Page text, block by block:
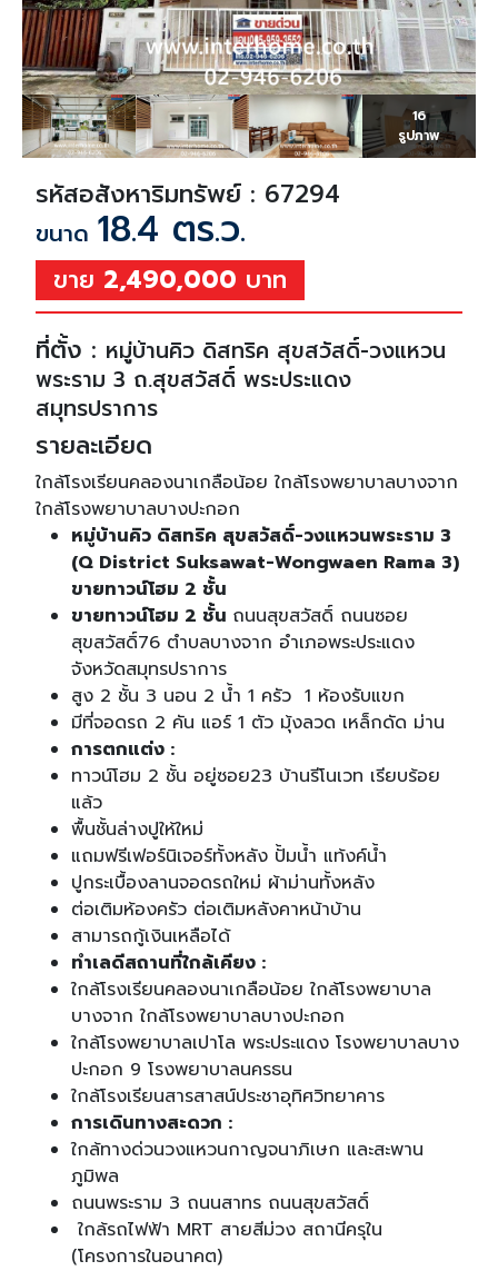
16
รูปภาพ
รหัสอสังหาริมทรัพย์ : 67294
ขนาด 18.4 ตร.ว.
ขาย 2,490,000 บาท
ที่ตั้ง : หมู่บ้านคิว ดิสทริค สุขสวัสดิ์-วงแหวน
พระราม 3 ถ.สุขสวัสดิ์ พระประแดง
สมุทรปราการ
รายละเอียด
ใกล้โรงเรียนคลองนาเกลือน้อย ใกล้โรงพยาบาลบางจาก
ใกล้โรงพยาบาลบางปะกอก
หมู่บ้านคิว ดิสทริค สุขสวัสดิ์-วงแหวนพระราม 3
(Q District Suksawat-Wongwaen Rama 3)
ขายทาวน์โฮม 2 ชั้น
ขายทาวน์โฮม 2 ชั้น ถนนสุขสวัสดิ์ ถนนซอย
สุขสวัสดิ์76 ตำบลบางจาก อำเภอพระประแดง
จังหวัดสมุทรปราการ
สูง 2 ชั้น 3 นอน 2 น้ำ 1 ครัว 1 ห้องรับแขก
มีที่จอดรถ 2 คัน แอร์ 1 ตัว มุ้งลวด เหล็กดัด ม่าน
การตกแต่ง :
ทาวน์โฮม 2 ชั้น อยู่ซอย23 บ้านรีโนเวท เรียบร้อย
แล้ว
พื้นชั้นล่างปูให้ใหม่
แถมฟรีเฟอร์นิเจอร์ทั้งหลัง ปั้มน้ำ แท้งค์น้ำ
ปูกระเบื้องลานจอดรถใหม่ ผ้าม่านทั้งหลัง
ต่อเติมห้องครัว ต่อเติมหลังคาหน้าบ้าน
สามารถกู้เงินเหลือได้
ทำเลดีสถานที่ใกล้เคียง :
ใกล้โรงเรียนคลองนาเกลือน้อย ใกล้โรงพยาบาล
บางจาก ใกล้โรงพยาบาลบางปะกอก
ใกล้โรงพยาบาลเปาโล พระประแดง โรงพยาบาลบาง
ปะกอก 9 โรงพยาบาลนครธน
ใกล้โรงเรียนสารสาสน์ประชาอุทิศวิทยาคาร
การเดินทางสะดวก :
ใกล้ทางด่วนวงแหวนกาญจนาภิเษก และสะพาน
ภูมิพล
ถนนพระราม 3 ถนนสาทร ถนนสุขสวัสดิ์
ใกล้รถไฟฟ้า MRT สายสีม่วง สถานีครุใน
(โครงการในอนาคต)